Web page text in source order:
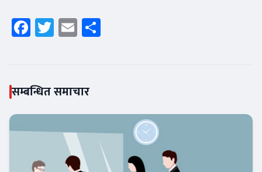
Facebook
Twitter
Email
सम्बन्धित समाचार